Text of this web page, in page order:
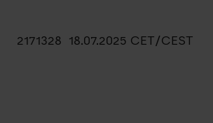
2171328 18.07.2025 CET/CEST